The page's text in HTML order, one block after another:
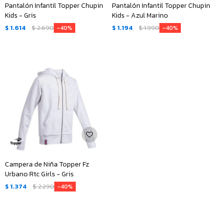
Pantalón Infantil Topper Chupin
Kids - Gris
$ 1.614 $2.690 40
Pantalón Infantil Topper Chupin
Kids - Azul Marino
$ 1.194 $1.990 40
Campera de Niña Topper Fz
Urbano Rtc Girls - Gris
$ 1.374 $2.290 40